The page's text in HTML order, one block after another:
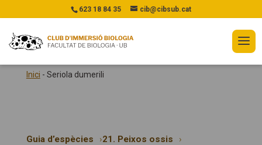
623 18 84 35 cib@cibsub.cat
Inici - Seriola dumerili
Guia d’espècies
21. Peixos ossis